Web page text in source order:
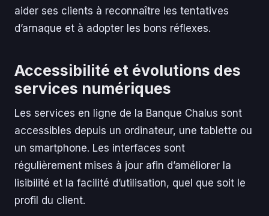
aider ses clients à reconnaître les tentatives
d’arnaque et à adopter les bons réflexes.
Accessibilité et évolutions des
services numériques
Les services en ligne de la Banque Chalus sont
accessibles depuis un ordinateur, une tablette ou
un smartphone. Les interfaces sont
régulièrement mises à jour afin d’améliorer la
lisibilité et la facilité d’utilisation, quel que soit le
profil du client.